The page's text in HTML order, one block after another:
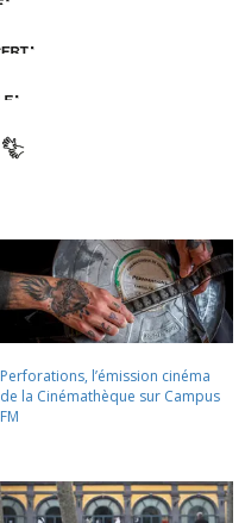
Perforations, l’émission cinéma
de la Cinémathèque sur Campus
FM